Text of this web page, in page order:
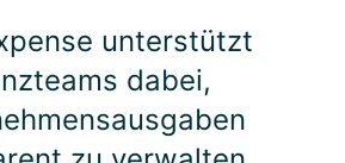
unterstützt
dabei,